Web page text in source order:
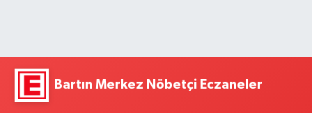
Bartın Merkez Nöbetçi Eczaneler